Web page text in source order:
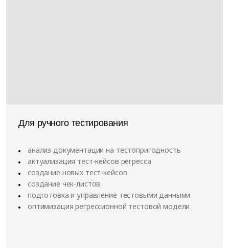
Для ручного тестирования
анализ документации на тестопригодность
актуализация тест-кейсов регресса
создание новых тест-кейсов
создание чек-листов
подготовка и управление тестовыми данными
оптимизация регрессионной тестовой модели